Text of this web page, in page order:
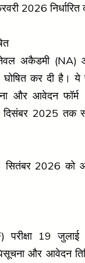
2026
अकैडमी (NA)
कर दी है। ये
और आवेदन फॉर्म
2025 तक
सितंबर 2026 को
परीक्षा 19
और आवेदन